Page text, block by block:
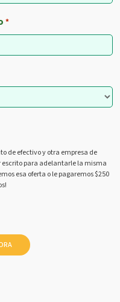
*
de efectivo y otra empresa de
para adelantarle la misma
esa oferta o le pagaremos $250